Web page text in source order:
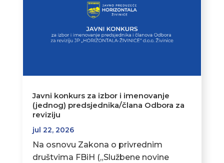
Javni konkurs za izbor i imenovanje
(jednog) predsjednika/člana Odbora za
reviziju
jul 22, 2026
Na osnovu Zakona o privrednim
društvima FBiH („Službene novine